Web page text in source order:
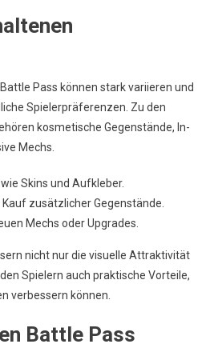
Pass können stark variieren und
Spielerpräferenzen. Zu den
kosmetische Gegenstände, In-
Mechs.
Skins und Aufkleber.
zusätzlicher Gegenstände.
Mechs oder Upgrades.
nicht nur die visuelle Attraktivität
Spielern auch praktische Vorteile,
verbessern können.
Battle Pass